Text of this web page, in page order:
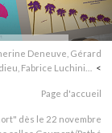
Deneuve, Gérard
Fabrice Luchini…
Page d'accueil
dès le 22 novembre